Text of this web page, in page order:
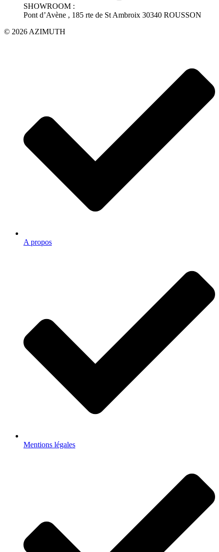
SHOWROOM :
Pont d’Avène , 185 rte de St Ambroix 30340 ROUSSON
© 2026 AZIMUTH
A propos
Mentions légales